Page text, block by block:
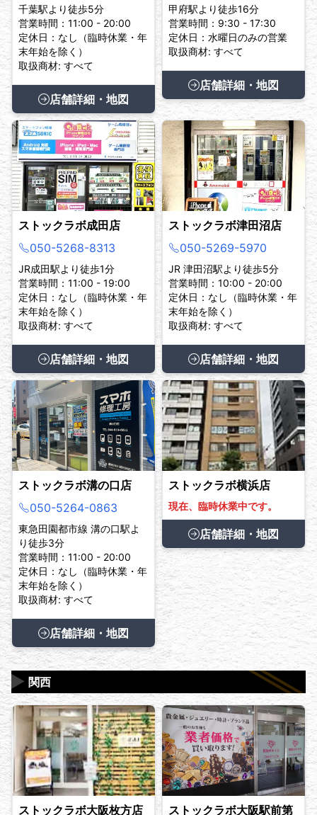
千葉駅より徒歩5分
営業時間：11:00 - 20:00
定休日：なし（臨時休業・年
末年始を除く）
取扱商材: すべて
店舗詳細・地図
甲府駅より徒歩16分
営業時間：9:30 - 17:30
定休日：水曜日のみの営業
取扱商材: すべて
店舗詳細・地図
ストックラボ成田店
050-5268-8313
JR成田駅より徒歩1分
営業時間：11:00 - 19:00
定休日：なし（臨時休業・年
末年始を除く）
取扱商材: すべて
店舗詳細・地図
ストックラボ津田沼店
050-5269-5970
JR 津田沼駅より徒歩5分
営業時間：10:00 - 20:00
定休日：なし（臨時休業・年
末年始を除く）
取扱商材: すべて
店舗詳細・地図
ストックラボ溝の口店
050-5264-0863
東急田園都市線 溝の口駅よ
り徒歩3分
営業時間：11:00 - 20:00
定休日：なし（臨時休業・年
末年始を除く）
取扱商材: すべて
店舗詳細・地図
ストックラボ横浜店
現在、臨時休業中です。
店舗詳細・地図
関西
▶
ストックラボ大阪枚方店
ストックラボ大阪駅前第